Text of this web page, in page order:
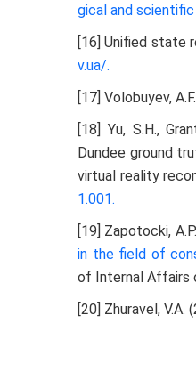
gical and scientific
[16] Unified state
v.ua/.
[17] Volobuyev,
[18] Yu, S.H.,
Dundee ground
virtual reality
1.001.
[19] Zapotocki,
in the field of
of Internal Affairs
[20] Zhuravel, V.A.